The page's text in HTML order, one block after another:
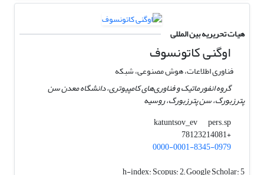
هیات تحریریه بین المللی
اوگنی کاتونسوف
فناوری اطلاعات، هوش مصنوعی، شبکه
گروه انفورماتیک و فناوری‌های کامپیوتری، دانشگاه معدن سن
پترزبورگ، سن پترزبورگ، روسیه
katuntsov_ev
pers.sp
+78123214081
0000-0001-8345-0979